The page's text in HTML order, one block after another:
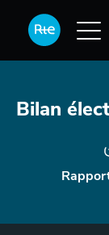
Bilan